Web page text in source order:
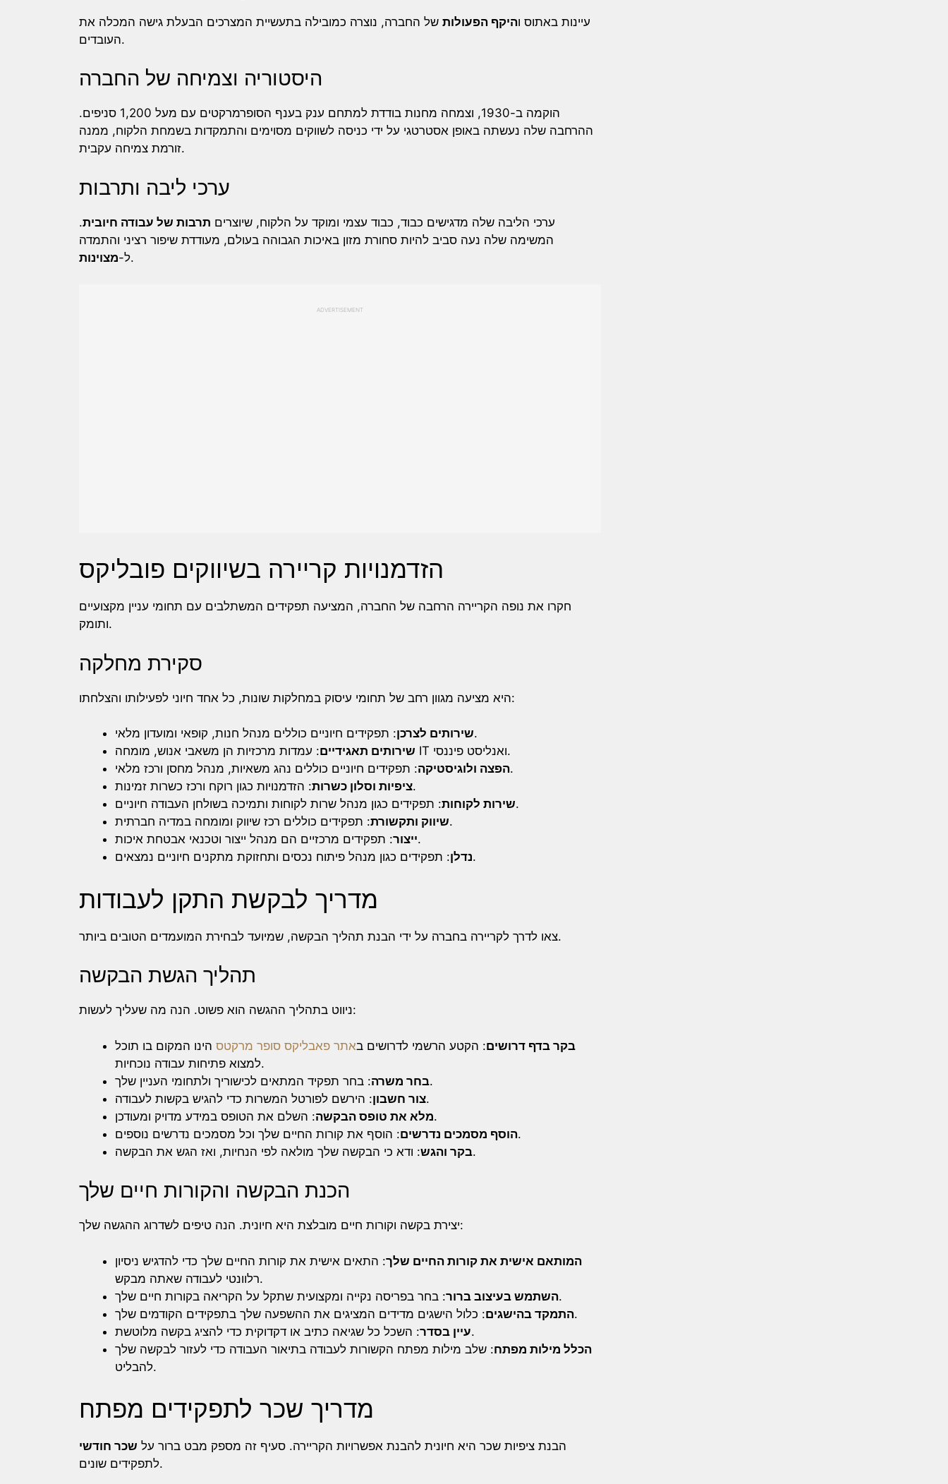
עיינות באתוס והיקף הפעולות של החברה, נוצרה כמובילה בתעשיית המצרכים הבעלת גישה המכלה את
העובדים.
היסטוריה וצמיחה של החברה
הוקמה ב-1930, וצמחה מחנות בודדת למתחם ענק בענף הסופרמרקטים עם מעל 1,200 סניפים.
ההרחבה שלה נעשתה באופן אסטרטגי על ידי כניסה לשווקים מסוימים והתמקדות בשמחת הלקוח, ממנה
זורמת צמיחה עקבית.
ערכי ליבה ותרבות
ערכי הליבה שלה מדגישים כבוד, כבוד עצמי ומוקד על הלקוח, שיוצרים תרבות של עבודה חיובית.
המשימה שלה נעה סביב להיות סחורת מזון באיכות הגבוהה בעולם, מעודדת שיפור רציני והתמדה
ל-מצוינות .
ADVERTISEMENT
הזדמנויות קריירה בשיווקים פובליקס
חקרו את נופה הקריירה הרחבה של החברה, המציעה תפקידים המשתלבים עם תחומי עניין מקצועיים
ותומק.
סקירת מחלקה
היא מציעה מגוון רחב של תחומי עיסוק במחלקות שונות, כל אחד חיוני לפעילותו והצלחתו:
שירותים לצרכן: תפקידים חיוניים כוללים מנהל חנות, קופאי ומועדון מלאי.
שירותים תאגידיים
: עמדות מרכזיות הן משאבי אנוש, מומחה IT ואנליסט פיננסי.
הפצה ולוגיסטיקה: תפקידים חיוניים כוללים נהג משאיות, מנהל מחסן ורכז מלאי.
ציפיות וסלון כשרות: הזדמנויות כגון רוקח ורכז כשרות זמינות.
שירות לקוחות: תפקידים כגון מנהל שרות לקוחות ותמיכה בשולחן העבודה חיוניים.
שיווק ותקשורת: תפקידים כוללים רכז שיווק ומומחה במדיה חברתית.
ייצור: תפקידים מרכזיים הם מנהל ייצור וטכנאי אבטחת איכות.
נדלן: תפקידים כגון מנהל פיתוח נכסים ותחזוקת מתקנים חיוניים נמצאים.
מדריך לבקשת התקן לעבודות
צאו לדרך לקריירה בחברה על ידי הבנת תהליך הבקשה, שמיועד לבחירת המועמדים הטובים ביותר.
תהליך הגשת הבקשה
ניווט בתהליך ההגשה הוא פשוט. הנה מה שעליך לעשות:
בקר בדף דרושים: הקטע הרשמי לדרושים באתר פאבליקס סופר מרקטס הינו המקום בו תוכל
למצוא פתיחות עבודה נוכחיות.
בחר משרה: בחר תפקיד המתאים לכישוריך ולתחומי העניין שלך.
צור חשבון: הירשם לפורטל המשרות כדי להגיש בקשות לעבודה.
מלא את טופס הבקשה: השלם את הטופס במידע מדויק ומעודכן.
הוסף מסמכים נדרשים: הוסף את קורות החיים שלך וכל מסמכים נדרשים נוספים.
בקר והגש: ודא כי הבקשה שלך מולאה לפי הנחיות, ואז הגש את הבקשה.
הכנת הבקשה והקורות חיים שלך
יצירת בקשה וקורות חיים מובלצת היא חיונית. הנה טיפים לשדרוג ההגשה שלך:
המותאם אישית את קורות החיים שלך: התאים אישית את קורות החיים שלך כדי להדגיש ניסיון
רלוונטי לעבודה שאתה מבקש.
השתמש בעיצוב ברור: בחר בפריסה נקייה ומקצועית שתקל על הקריאה בקורות חיים שלך.
התמקד בהישגים: כלול הישגים מדידים המציגים את ההשפעה שלך בתפקידים הקודמים שלך.
עיין בסדר: השכל כל שגיאה כתיב או דקדוקית כדי להציג בקשה מלוטשת.
הכלל מילות מפתח: שלב מילות מפתח הקשורות לעבודה בתיאור העבודה כדי לעזור לבקשה שלך
להבליט.
מדריך שכר לתפקידים מפתח
הבנת ציפיות שכר היא חיונית להבנת אפשרויות הקריירה. סעיף זה מספק מבט ברור על שכר חודשי
לתפקידים שונים.